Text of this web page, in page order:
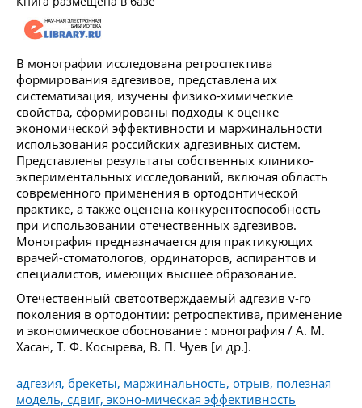
В монографии исследована ретроспектива
формирования адгезивов, представлена их
систематизация, изучены физико-химические
свойства, сформированы подходы к оценке
экономической эффективности и маржинальности
использования российских адгезивных систем.
Представлены результаты собственных клинико-
экпериментальных исследований, включая область
современного применения в ортодонтической
практике, а также оценена конкурентоспособность
при использовании отечественных адгезивов.
Монография предназначается для практикующих
врачей-стоматологов, ординаторов, аспирантов и
специалистов, имеющих высшее образование.
Отечественный светоотверждаемый адгезив v-го
поколения в ортодонтии: ретроспектива, применение
и экономическое обоснование : монография / А. М.
Хасан, Т. Ф. Косырева, В. П. Чуев [и др.].
адгезия, брекеты, маржинальность, отрыв, полезная
модель, сдвиг, эконо-мическая эффективность